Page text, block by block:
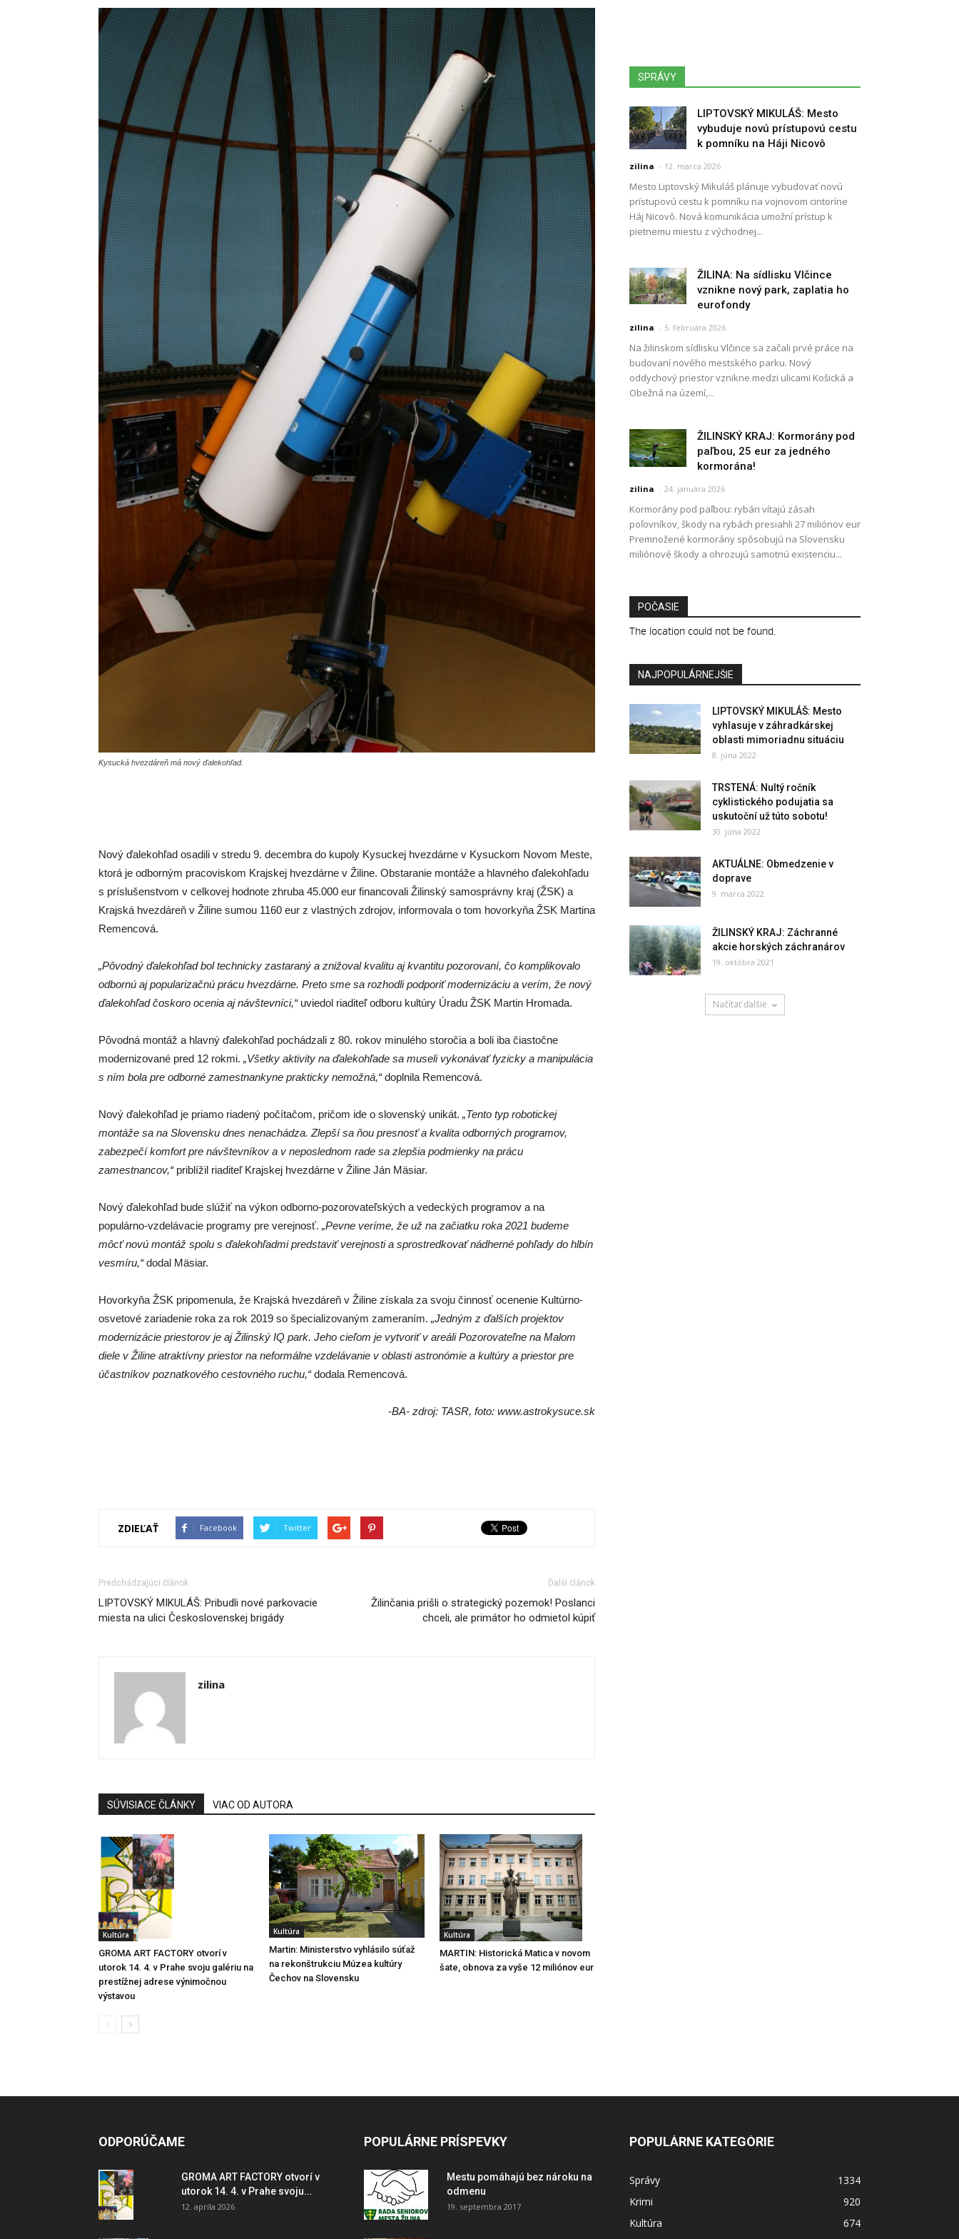
Kysucká hvezdáreň má nový ďalekohľad.
Nový ďalekohľad osadili v stredu 9. decembra do kupoly Kysuckej hvezdárne v Kysuckom Novom Meste,
ktorá je odborným pracoviskom Krajskej hvezdárne v Žiline. Obstaranie montáže a hlavného ďalekohľadu
s príslušenstvom v celkovej hodnote zhruba 45.000 eur financovali Žilinský samosprávny kraj (ŽSK) a
Krajská hvezdáreň v Žiline sumou 1160 eur z vlastných zdrojov, informovala o tom hovorkyňa ŽSK Martina
Remencová.
„Pôvodný ďalekohľad bol technicky zastaraný a znižoval kvalitu aj kvantitu pozorovaní, čo komplikovalo
odbornú aj popularizačnú prácu hvezdárne. Preto sme sa rozhodli podporiť modernizáciu a verím, že nový
ďalekohľad čoskoro ocenia aj návštevníci,“uviedol riaditeľ odboru kultúry Úradu ŽSK Martin Hromada.
Pôvodná montáž a hlavný ďalekohľad pochádzali z 80. rokov minulého storočia a boli iba čiastočne
modernizované pred 12 rokmi. „Všetky aktivity na ďalekohľade sa museli vykonávať fyzicky a manipulácia
s ním bola pre odborné zamestnankyne prakticky nemožná,“doplnila Remencová.
Nový ďalekohľad je priamo riadený počítačom, pričom ide o slovenský unikát. „Tento typ robotickej
montáže sa na Slovensku dnes nenachádza. Zlepší sa ňou presnosť a kvalita odborných programov,
zabezpečí komfort pre návštevníkov a v neposlednom rade sa zlepšia podmienky na prácu
zamestnancov,“ priblížil riaditeľ Krajskej hvezdárne v Žiline Ján Mäsiar.
Nový ďalekohľad bude slúžiť na výkon odborno-pozorovateľských a vedeckých programov a na
populárno-vzdelávacie programy pre verejnosť. „Pevne veríme, že už na začiatku roka 2021 budeme
môcť novú montáž spolu s ďalekohľadmi predstaviť verejnosti a sprostredkovať nádherné pohľady do hlbín
vesmíru,“dodal Mäsiar.
Hovorkyňa ŽSK pripomenula, že Krajská hvezdáreň v Žiline získala za svoju činnosť ocenenie Kultúrno-
osvetové zariadenie roka za rok 2019 so špecializovaným zameraním. „Jedným z ďalších projektov
modernizácie priestorov je aj Žilinský IQ park. Jeho cieľom je vytvoriť v areáli Pozorovateľne na Malom
diele v Žiline atraktívny priestor na neformálne vzdelávanie v oblasti astronómie a kultúry a priestor pre
účastníkov poznatkového cestovného ruchu,“dodala Remencová.
-BA- zdroj: TASR, foto: www.astrokysuce.sk
ZDIEĽAŤ Facebook Twitter
Predchádzajúci článok
LIPTOVSKÝ MIKULÁŠ: Pribudli nové parkovacie
miesta na ulici Československej brigády
Ďalší článok
Žilinčania prišli o strategický pozemok! Poslanci
chceli, ale primátor ho odmietol kúpiť
zilina
SÚVISIACE ČLÁNKY VIAC OD AUTORA
Kultúra
GROMA ART FACTORY otvorí v
utorok 14. 4. v Prahe svoju galériu na
prestížnej adrese výnimočnou
výstavou
Kultúra
Martin: Ministerstvo vyhlásilo súťaž
na rekonštrukciu Múzea kultúry
Čechov na Slovensku
Kultúra
MARTIN: Historická Matica v novom
šate, obnova za vyše 12 miliónov eur
SPRÁVY
LIPTOVSKÝ MIKULÁŠ: Mesto
vybuduje novú prístupovú cestu
k pomníku na Háji Nicovô
zilina - 12. marca 2026
Mesto Liptovský Mikuláš plánuje vybudovať novú
prístupovú cestu k pomníku na vojnovom cintoríne
Háj Nicovô. Nová komunikácia umožní prístup k
pietnemu miestu z východnej...
ŽILINA: Na sídlisku Vlčince
vznikne nový park, zaplatia ho
eurofondy
zilina - 5. februára 2026
Na žilinskom sídlisku Vlčince sa začali prvé práce na
budovaní nového mestského parku. Nový
oddychový priestor vznikne medzi ulicami Košická a
Obežná na území,...
ŽILINSKÝ KRAJ: Kormorány pod
paľbou, 25 eur za jedného
kormorána!
zilina - 24. januára 2026
Kormorány pod paľbou: rybári vítajú zásah
poľovníkov, škody na rybách presiahli 27 miliónov eur
Premnožené kormorány spôsobujú na Slovensku
miliónové škody a ohrozujú samotnú existenciu...
POČASIE
The location could not be found.
NAJPOPULÁRNEJŠIE
LIPTOVSKÝ MIKULÁŠ: Mesto
vyhlasuje v záhradkárskej
oblasti mimoriadnu situáciu
8. júna 2022
TRSTENÁ: Nultý ročník
cyklistického podujatia sa
uskutoční už túto sobotu!
30. júna 2022
AKTUÁLNE: Obmedzenie v
doprave
9. marca 2022
ŽILINSKÝ KRAJ: Záchranné
akcie horských záchranárov
19. októbra 2021
Načítať ďalšie
ODPORÚČAME
GROMA ART FACTORY otvorí v
utorok 14. 4. v Prahe svoju...
12. apríla 2026
POPULÁRNE PRÍSPEVKY
Mestu pomáhajú bez nároku na
odmenu
19. septembra 2017
POPULÁRNE KATEGÓRIE
Správy
1334
Krimi
920
Kultúra
674